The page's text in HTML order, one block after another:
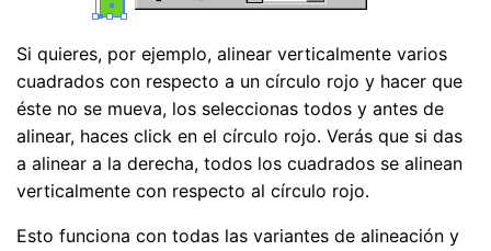
Si quieres, por ejemplo, alinear verticalmente varios
cuadrados con respecto a un círculo rojo y hacer que
éste no se mueva, los seleccionas todos y antes de
alinear, haces click en el círculo rojo. Verás que si das
a alinear a la derecha, todos los cuadrados se alinean
verticalmente con respecto al círculo rojo.
Esto funciona con todas las variantes de alineación y